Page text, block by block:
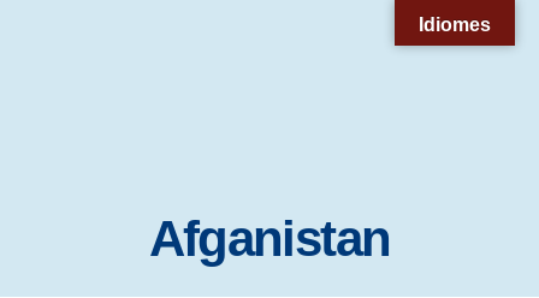
Afganistan
Idiomes